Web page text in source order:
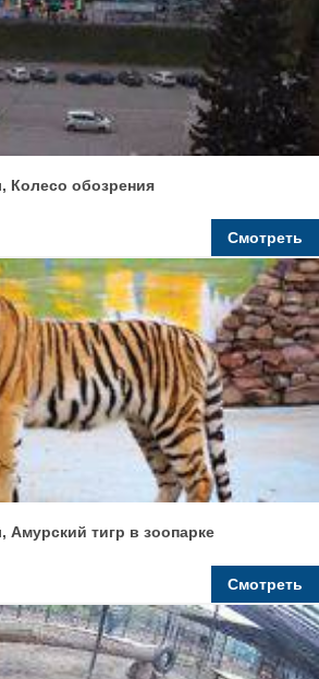
Колесо обозрения
Смотреть
Амурский тигр в зоопарке
Смотреть